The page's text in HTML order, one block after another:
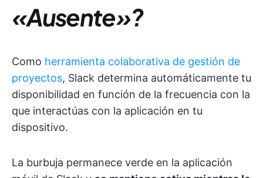
«Ausente»?
Como herramienta colaborativa de gestión de
proyectos, Slack determina automáticamente tu
disponibilidad en función de la frecuencia con la
que interactúas con la aplicación en tu
dispositivo.
La burbuja permanece verde en la aplicación